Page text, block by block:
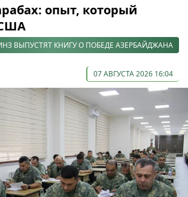
опыт, который
ВЫПУСТЯТ КНИГУ О ПОБЕДЕ АЗЕРБАЙДЖАНА
07 АВГУСТА 2026 16:04